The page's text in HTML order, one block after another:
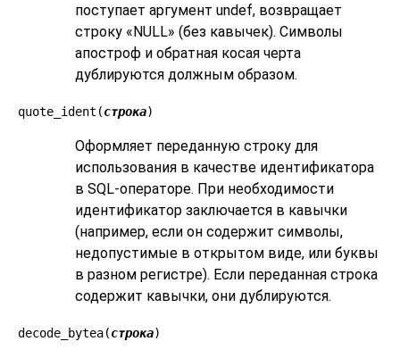
поступает аргумент undef, возвращает
строку «NULL» (без кавычек). Символы
апостроф и обратная косая черта
дублируются должным образом.
quote_ident(строка)
Оформляет переданную строку для
использования в качестве идентификатора
в SQL-операторе. При необходимости
идентификатор заключается в кавычки
(например, если он содержит символы,
недопустимые в открытом виде, или буквы
в разном регистре). Если переданная строка
содержит кавычки, они дублируются.
decode_bytea(строка)